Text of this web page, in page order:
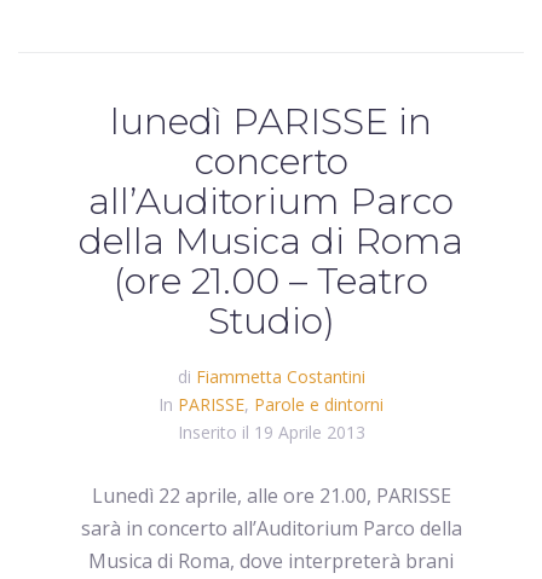
lunedì PARISSE in
concerto
all’Auditorium Parco
della Musica di Roma
(ore 21.00 – Teatro
Studio)
di Fiammetta Costantini
In PARISSE, Parole e dintorni
Inserito il 19 Aprile 2013
Lunedì 22 aprile, alle ore 21.00, PARISSE
sarà in concerto all’Auditorium Parco della
Musica di Roma, dove interpreterà brani